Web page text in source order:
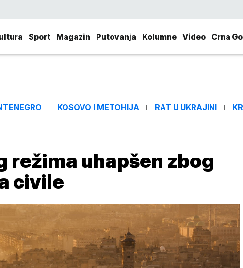
Sport Magazin Putovanja Kolumne Video Crna
KOSOVO I METOHIJA RAT U UKRAJINI
režima uhapšen zbog
civile